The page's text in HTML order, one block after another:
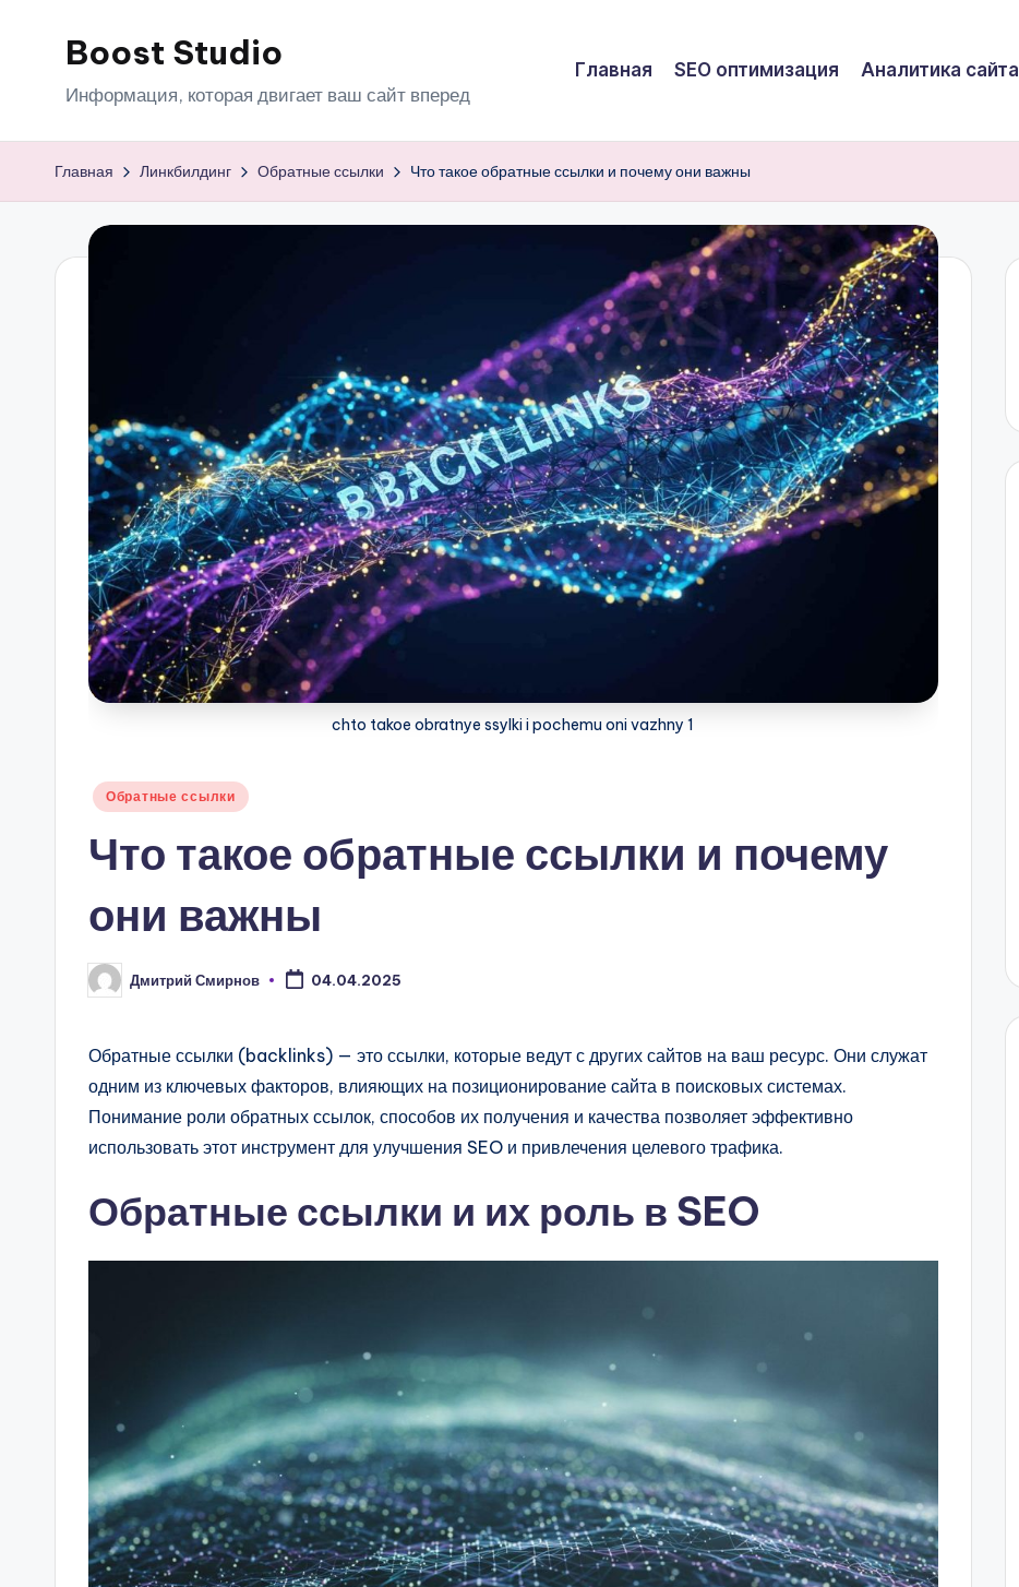
Boost Studio
Информация, которая двигает ваш сайт вперед
Главная SEO оптимизация Аналитика сайта
Главная Линкбилдинг Обратные ссылки Что такое обратные ссылки и почему они важны
chto takoe obratnye ssylki i pochemu oni vazhny 1
Опубликовано
Обратные ссылки
Что такое обратные ссылки и почему
они важны
Запись
от
Дмитрий Смирнов 04.04.2025
Обратные ссылки (backlinks) — это ссылки, которые ведут с других сайтов на ваш ресурс. Они служат
одним из ключевых факторов, влияющих на позиционирование сайта в поисковых системах.
Понимание роли обратных ссылок, способов их получения и качества позволяет эффективно
использовать этот инструмент для улучшения SEO и привлечения целевого трафика.
Обратные ссылки и их роль в SEO